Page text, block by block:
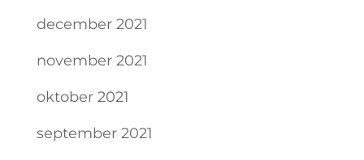
december 2021
november 2021
oktober 2021
september 2021